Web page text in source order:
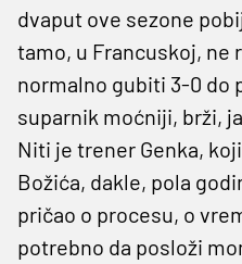
dvaput ove sezone
tamo, u Francuskoj, ne
normalno gubiti 3-0 do
suparnik moćniji, brži,
Niti je trener Genka,
Božića, dakle, pola
pričao o procesu, o
potrebno da posloži